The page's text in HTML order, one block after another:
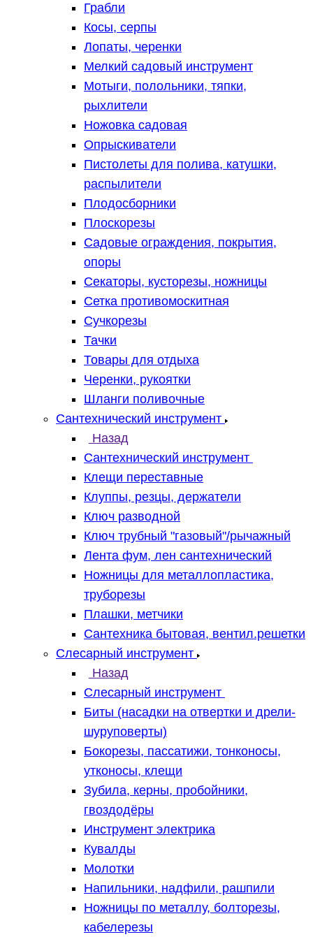
Грабли
Косы, серпы
Лопаты, черенки
Мелкий садовый инструмент
Мотыги, полольники, тяпки,
рыхлители
Ножовка садовая
Опрыскиватели
Пистолеты для полива, катушки,
распылители
Плодосборники
Плоскорезы
Садовые ограждения, покрытия,
опоры
Секаторы, кусторезы, ножницы
Сетка противомоскитная
Сучкорезы
Тачки
Товары для отдыха
Черенки, рукоятки
Шланги поливочные
Сантехнический инструмент
Назад
Сантехнический инструмент
Клещи переставные
Клуппы, резцы, держатели
Ключ разводной
Ключ трубный "газовый"/рычажный
Лента фум, лен сантехнический
Ножницы для металлопластика,
труборезы
Плашки, метчики
Сантехника бытовая, вентил.решетки
Слесарный инструмент
Назад
Слесарный инструмент
Биты (насадки на отвертки и дрели-
шуруповерты)
Бокорезы, пассатижи, тонконосы,
утконосы, клещи
Зубила, керны, пробойники,
гвоздодёры
Инструмент электрика
Кувалды
Молотки
Напильники, надфили, рашпили
Ножницы по металлу, болторезы,
кабелерезы